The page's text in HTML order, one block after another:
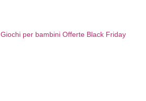
Giochi per bambini Offerte Black Friday